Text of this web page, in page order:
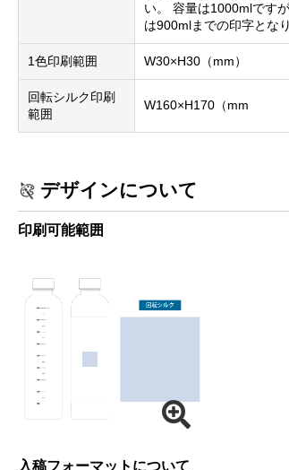
い。 容量は1000mlです
は900mlまでの印字とな
1色印刷範囲 W30×H30（mm）
回転シルク印刷
範囲
W160×H170（mm
デザインについて
印刷可能範囲
入稿フォーマットについて